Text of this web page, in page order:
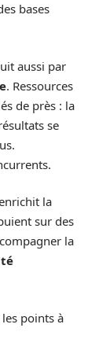
bases
aussi par
. Ressources
de près : la
se
la
sur des
la
points à